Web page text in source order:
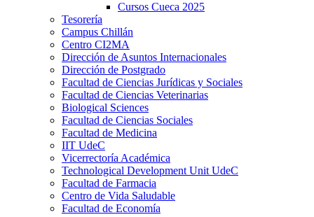
Cursos Cueca 2025
Tesorería
Campus Chillán
Centro CI2MA
Dirección de Asuntos Internacionales
Dirección de Postgrado
Facultad de Ciencias Jurídicas y Sociales
Facultad de Ciencias Veterinarias
Biological Sciences
Facultad de Ciencias Sociales
Facultad de Medicina
IIT UdeC
Vicerrectoría Académica
Technological Development Unit UdeC
Facultad de Farmacia
Centro de Vida Saludable
Facultad de Economía